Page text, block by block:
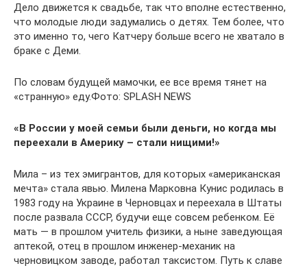
Дело движется к свадьбе, так что вполне естественно,
что молодые люди задумались о детях. Тем более, что
это именно то, чего Катчеру больше всего не хватало в
браке с Деми.
По словам будущей мамочки, ее все время тянет на
«странную» еду.Фото: SPLASH NEWS
«В России у моей семьи были деньги, но когда мы
переехали в Америку – стали нищими!»
Мила – из тех эмигрантов, для которых «американская
мечта» стала явью. Милена Марковна Кунис родилась в
1983 году на Украине в Черновцах и переехала в Штаты
после развала СССР, будучи еще совсем ребенком. Её
мать — в прошлом учитель физики, а ныне заведующая
аптекой, отец в прошлом инженер-механик на
черновицком заводе, работал таксистом. Путь к славе